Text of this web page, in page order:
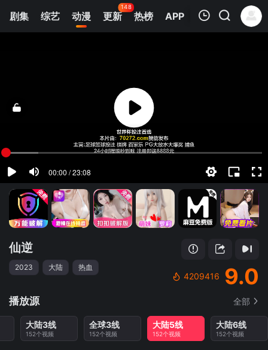
剧集 综艺 动漫 更新
148
热榜 APP
清空
仙逆
2023 大陆 热血
4209416 9.0
播放源 全部
大陆3线
152个视频
全球3线
152个视频
大陆5线
152个视频
大陆6线
152个视频